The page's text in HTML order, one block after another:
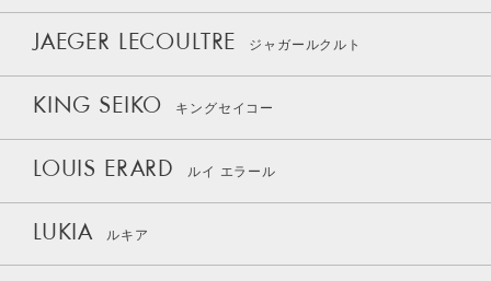
JAEGER LECOULTRE ジャガールクルト
KING SEIKO キングセイコー
LOUIS ERARD ルイ エラール
LUKIA ルキア